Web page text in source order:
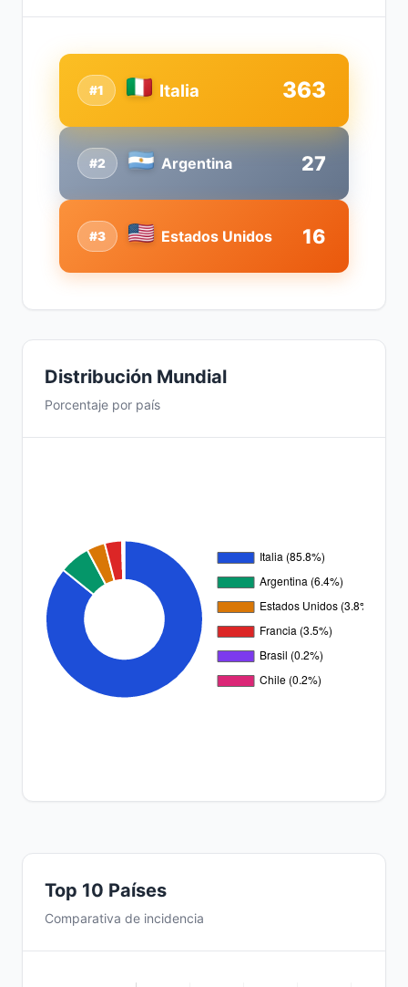
#2 Argentina 27
#1 Italia 363
#3 Estados Unidos 16
Distribución Mundial
Porcentaje por país
Top 10 Países
Comparativa de incidencia